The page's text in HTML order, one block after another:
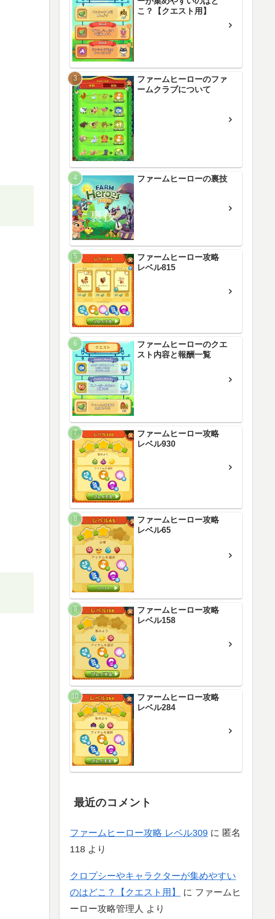
こ？【クエスト用】
ファームヒーローのファ
ームクラブについて
ファームヒーローの裏技
ファームヒーロー攻略
レベル815
ファームヒーローのクエ
スト内容と報酬一覧
ファームヒーロー攻略
レベル930
ファームヒーロー攻略
レベル65
ファームヒーロー攻略
レベル158
ファームヒーロー攻略
レベル284
最近のコメント
ファームヒーロー攻略 レベル309 に 匿名
118 より
クロプシーやキャラクターが集めやすい
のはどこ？【クエスト用】
に ファームヒ
ーロー攻略管理人 より